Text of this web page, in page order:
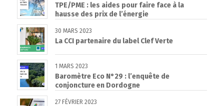
TPE/PME : les aides pour faire face à la
hausse des prix de l’énergie
30 MARS 2023
La CCI partenaire du label Clef Verte
1 MARS 2023
Baromètre Eco N°29 : l’enquête de
conjoncture en Dordogne
27 FÉVRIER 2023